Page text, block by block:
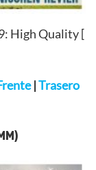
High Quality [
|Trasero